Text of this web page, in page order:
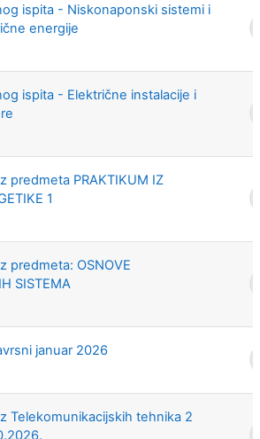
ispita - Niskonaponski sistemi i
energije
ispita - Električne instalacije i
predmeta PRAKTIKUM IZ
1
predmeta: OSNOVE
SISTEMA
januar 2026
Telekomunikacijskih tehnika 2